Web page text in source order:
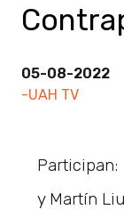
05-08-2022
-UAH TV
Participan:
y Martín